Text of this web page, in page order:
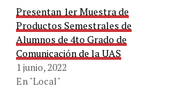
Presentan 1er Muestra de
Productos Semestrales de
Alumnos de 4to Grado de
Comunicación de la UAS
1 junio, 2022
En "Local"